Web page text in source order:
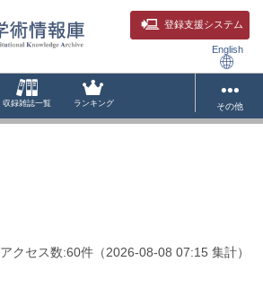
登録支援システム
English
収録雑誌一覧 ランキング その他
アクセス数:60件 （2026-08-08 07:15 集計）